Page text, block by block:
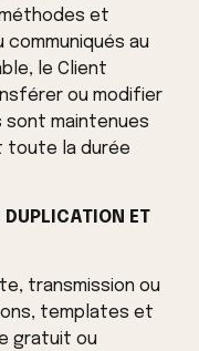
et
au
le Client
ou modifier
sont maintenues
toute la durée
DUPLICATION ET
transmission ou
templates et
gratuit ou